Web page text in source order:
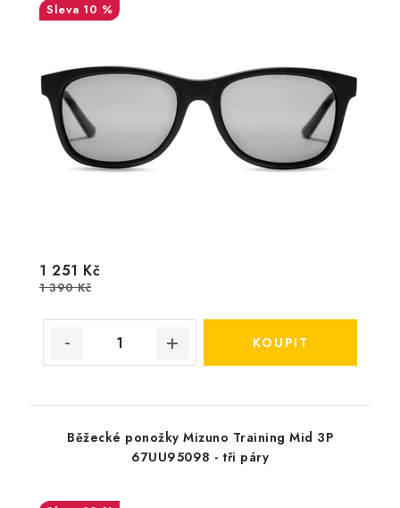
10 %
1 251 Kč
1 390 Kč
Běžecké ponožky Mizuno Training Mid 3P
67UU95098 - tři páry